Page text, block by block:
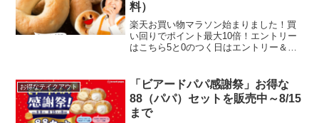
料）
楽天お買い物マラソン始まりました！買
い回りでポイント最大10倍！エントリー
はこちら5と0のつく日はエントリー＆楽
お好きな12個セット5952円⇒2976円送
料...
お得なテイクアウト
「ビアードパパ感謝祭」お得な
88（パパ）セットを販売中～8/15
まで